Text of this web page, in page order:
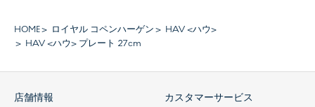
HOME ロイヤル コペンハーゲン
HAV <ハウ>
HAV <ハウ> プレート 27cm
店舗情報 カスタマーサービス